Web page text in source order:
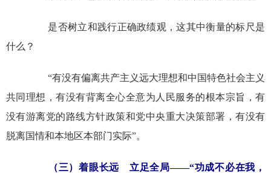
是否树立和践行正确政绩观，这其中衡量的标尺是
什么？
“有没有偏离共产主义远大理想和中国特色社会主义
共同理想，有没有背离全心全意为人民服务的根本宗旨，有
没有游离党的路线方针政策和党中央重大决策部署，有没有
脱离国情和本地区本部门实际”。
（三）着眼长远 立足全局——“功成不必在我，